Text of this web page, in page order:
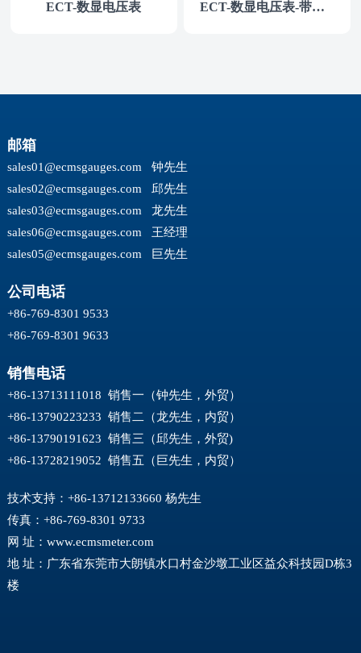
ECT-数显电压表 ECT-数显电压表-带报警
邮箱
sales01@ecmsgauges.com 钟先生
sales02@ecmsgauges.com 邱先生
sales03@ecmsgauges.com 龙先生
sales06@ecmsgauges.com 王经理
sales05@ecmsgauges.com 巨先生
公司电话
+86-769-8301 9533
+86-769-8301 9633
销售电话
+86-13713111018 销售一（钟先生，外贸）
+86-13790223233 销售二（龙先生，内贸）
+86-13790191623 销售三（邱先生，外贸)
+86-13728219052 销售五（巨先生，内贸）
技术支持：+86-13712133660 杨先生
传真：+86-769-8301 9733
网 址： www.ecmsmeter.com
地 址：广东省东莞市大朗镇水口村金沙墩工业区益众科技园D栋3
楼